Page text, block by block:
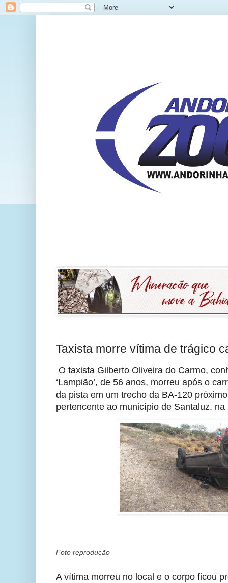
Taxista morre vítima de trágico
O taxista Gilberto Oliveira do Carmo,
‘Lampião’, de 56 anos, morreu após o
da pista em um trecho da BA-120
pertencente ao município de Santaluz,
Foto reprodução
A vítima morreu no local e o corpo ficou